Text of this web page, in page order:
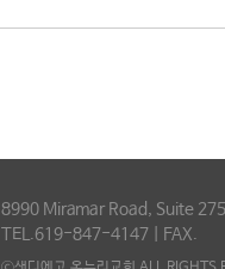
8990 Miramar Road, Suite
TEL.619-847-4147 | FAX.